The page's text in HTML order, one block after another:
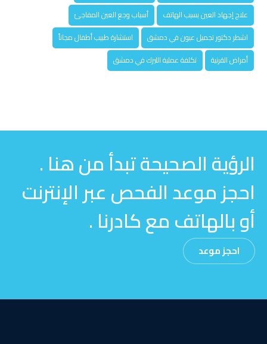
علاج إجهاد العين بسبب الهاتف
أسباب وجع العين المفاجئ
اشطر دكتور تجميل عيون في دمشق
استشارة طبيب أطفال مجاناً
أمراض القرنية
تكلفة عملية الليزك في دمشق
الرؤية الصحيحة تبدأ من هنا .
احجز موعد الفحص عبر الإنترنت
أو بالهاتف مع كادرنا .
احجز موعد